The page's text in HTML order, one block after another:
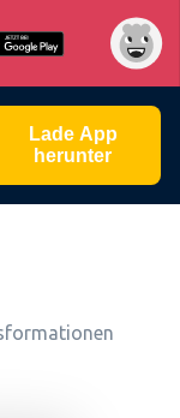
Lade App
herunter